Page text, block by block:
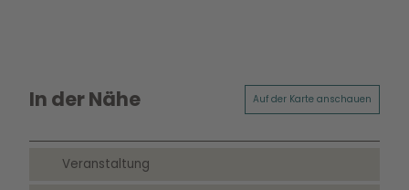
In der Nähe Auf der Karte anschauen
Veranstaltung